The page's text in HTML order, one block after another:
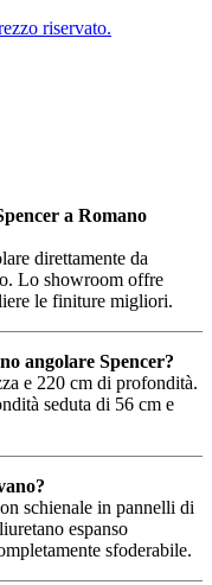
riservato.
a Romano
direttamente da
Lo showroom offre
le finiture migliori.
angolare Spencer?
e 220 cm di profondità.
seduta di 56 cm e
schienale in pannelli di
espanso
sfoderabile.